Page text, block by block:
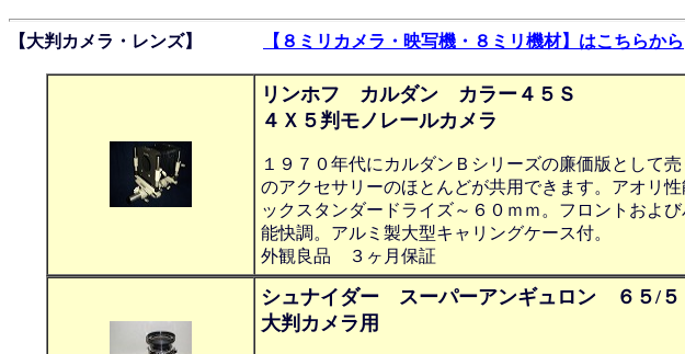
【大判カメラ・レンズ】 【８ミリカメラ・映写機・８ミリ機材】はこちらから
リンホフ カルダン カラー４５Ｓ
４Ｘ５判モノレールカメラ
１９７０年代にカルダンＢシリーズの廉価版として
のアクセサリーのほとんどが共用できます。アオリ
ックスタンダードライズ～６０ｍｍ。フロントおよ
能快調。アルミ製大型キャリングケース付。
外観良品 ３ヶ月保証
シュナイダー スーパーアンギュロン ６５/５
大判カメラ用